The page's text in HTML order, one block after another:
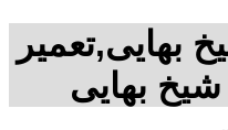
بهایی,تعمیر
بهایی